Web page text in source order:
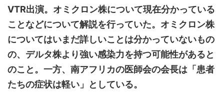
VTR出演。オミクロン株について現在分かっている
ことなどについて解説を行っていた。オミクロン株
についてはいまだ詳しいことは分かっていないもの
の、デルタ株より強い感染力を持つ可能性があると
のこと。一方、南アフリカの医師会の会長は「患者
たちの症状は軽い」としている。